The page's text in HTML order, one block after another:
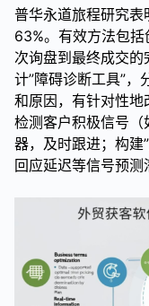
普华永道旅程研究
63%。有效方法包括
次询盘到最终成交
计”障碍诊断工具”
和原因，有针对性地
检测客户积极信号
器，及时跟进；构建
回应延迟等信号预测